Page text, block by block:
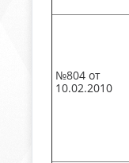
№804 от
10.02.2010